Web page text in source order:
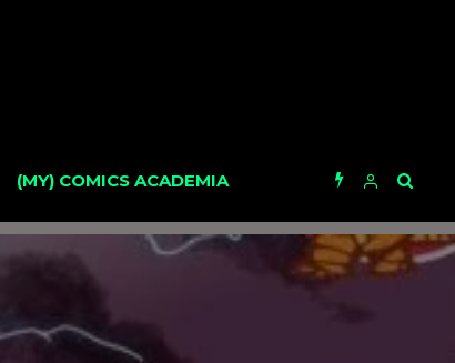
(MY) COMICS ACADEMIA